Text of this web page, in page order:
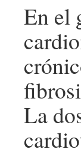
En el
La